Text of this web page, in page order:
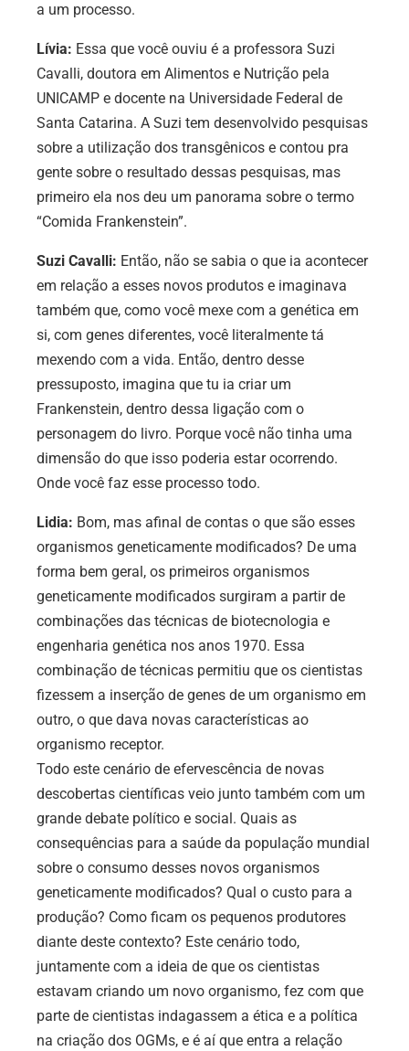
a um processo.
Lívia: Essa que você ouviu é a professora Suzi
Cavalli, doutora em Alimentos e Nutrição pela
UNICAMP e docente na Universidade Federal de
Santa Catarina. A Suzi tem desenvolvido pesquisas
sobre a utilização dos transgênicos e contou pra
gente sobre o resultado dessas pesquisas, mas
primeiro ela nos deu um panorama sobre o termo
“Comida Frankenstein”.
Suzi Cavalli: Então, não se sabia o que ia acontecer
em relação a esses novos produtos e imaginava
também que, como você mexe com a genética em
si, com genes diferentes, você literalmente tá
mexendo com a vida. Então, dentro desse
pressuposto, imagina que tu ia criar um
Frankenstein, dentro dessa ligação com o
personagem do livro. Porque você não tinha uma
dimensão do que isso poderia estar ocorrendo.
Onde você faz esse processo todo.
Lidia: Bom, mas afinal de contas o que são esses
organismos geneticamente modificados? De uma
forma bem geral, os primeiros organismos
geneticamente modificados surgiram a partir de
combinações das técnicas de biotecnologia e
engenharia genética nos anos 1970. Essa
combinação de técnicas permitiu que os cientistas
fizessem a inserção de genes de um organismo em
outro, o que dava novas características ao
organismo receptor.
Todo este cenário de efervescência de novas
descobertas científicas veio junto também com um
grande debate político e social. Quais as
consequências para a saúde da população mundial
sobre o consumo desses novos organismos
geneticamente modificados? Qual o custo para a
produção? Como ficam os pequenos produtores
diante deste contexto? Este cenário todo,
juntamente com a ideia de que os cientistas
estavam criando um novo organismo, fez com que
parte de cientistas indagassem a ética e a política
na criação dos OGMs, e é aí que entra a relação